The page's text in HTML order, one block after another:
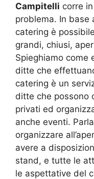
Campitelli corre
problema. In base
catering è
grandi, chiusi,
Spieghiamo come
ditte che
catering è un
ditte che possono
privati ed
anche eventi.
organizzare
avere a
stand, e tutte le
le aspettative del